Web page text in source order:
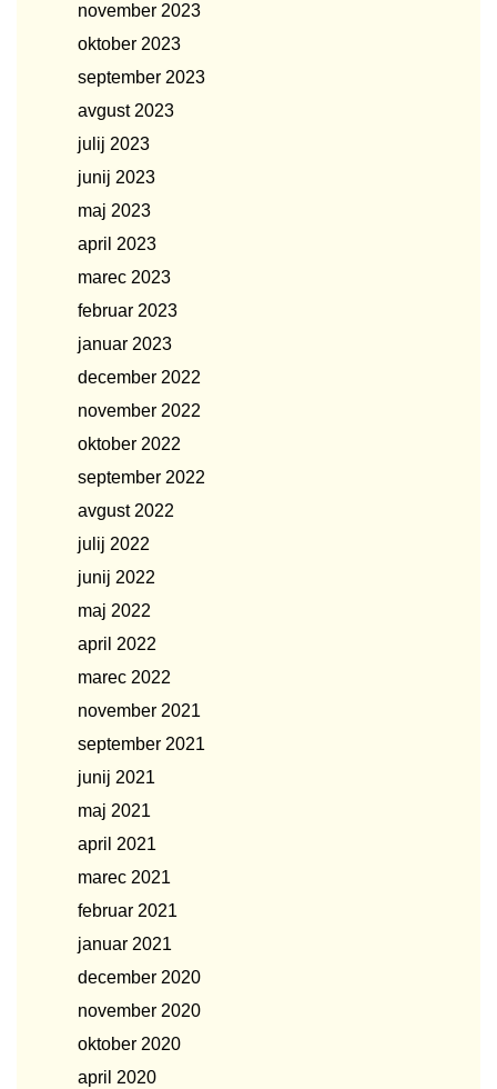
november 2023
oktober 2023
september 2023
avgust 2023
julij 2023
junij 2023
maj 2023
april 2023
marec 2023
februar 2023
januar 2023
december 2022
november 2022
oktober 2022
september 2022
avgust 2022
julij 2022
junij 2022
maj 2022
april 2022
marec 2022
november 2021
september 2021
junij 2021
maj 2021
april 2021
marec 2021
februar 2021
januar 2021
december 2020
november 2020
oktober 2020
april 2020